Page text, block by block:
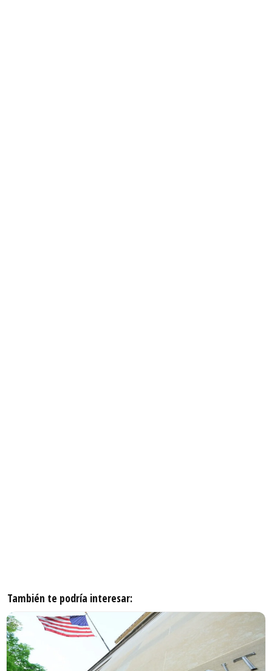
También te podría interesar: